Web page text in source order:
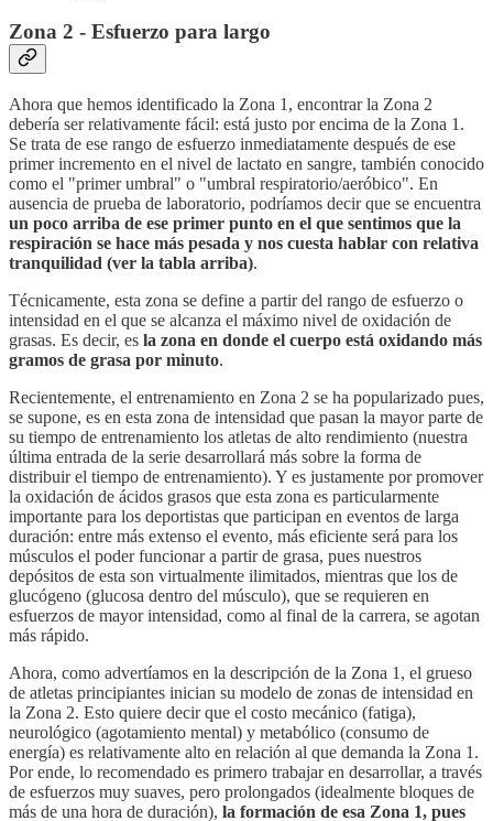
Zona 2 - Esfuerzo para largo
Ahora que hemos identificado la Zona 1, encontrar la Zona 2
debería ser relativamente fácil: está justo por encima de la Zona 1.
Se trata de ese rango de esfuerzo inmediatamente después de ese
primer incremento en el nivel de lactato en sangre, también conocido
como el "primer umbral" o "umbral respiratorio/aeróbico". En
ausencia de prueba de laboratorio, podríamos decir que se encuentra
un poco arriba de ese primer punto en el que sentimos que la
respiración se hace más pesada y nos cuesta hablar con relativa
tranquilidad (ver la tabla arriba).
Técnicamente, esta zona se define a partir del rango de esfuerzo o
intensidad en el que se alcanza el máximo nivel de oxidación de
grasas. Es decir, es la zona en donde el cuerpo está oxidando más
gramos de grasa por minuto.
Recientemente, el entrenamiento en Zona 2 se ha popularizado pues,
se supone, es en esta zona de intensidad que pasan la mayor parte de
su tiempo de entrenamiento los atletas de alto rendimiento (nuestra
última entrada de la serie desarrollará más sobre la forma de
distribuir el tiempo de entrenamiento). Y es justamente por promover
la oxidación de ácidos grasos que esta zona es particularmente
importante para los deportistas que participan en eventos de larga
duración: entre más extenso el evento, más eficiente será para los
músculos el poder funcionar a partir de grasa, pues nuestros
depósitos de esta son virtualmente ilimitados, mientras que los de
glucógeno (glucosa dentro del músculo), que se requieren en
esfuerzos de mayor intensidad, como al final de la carrera, se agotan
más rápido.
Ahora, como advertíamos en la descripción de la Zona 1, el grueso
de atletas principiantes inician su modelo de zonas de intensidad en
la Zona 2. Esto quiere decir que el costo mecánico (fatiga),
neurológico (agotamiento mental) y metabólico (consumo de
energía) es relativamente alto en relación al que demanda la Zona 1.
Por ende, lo recomendado es primero trabajar en desarrollar, a través
de esfuerzos muy suaves, pero prolongados (idealmente bloques de
más de una hora de duración), la formación de esa Zona 1, pues